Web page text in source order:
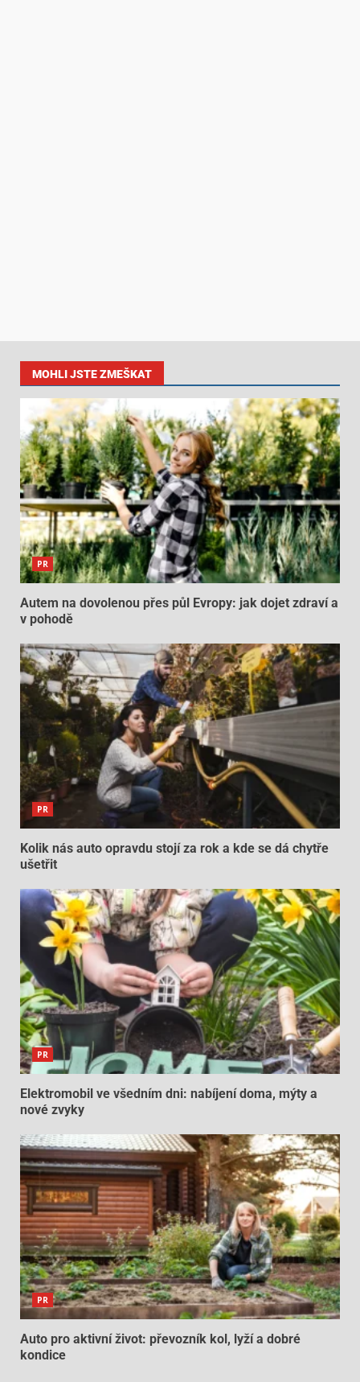
MOHLI JSTE ZMEŠKAT
PR
Autem na dovolenou přes půl Evropy: jak dojet zdraví a
v pohodě
PR
Kolik nás auto opravdu stojí za rok a kde se dá chytře
ušetřit
PR
Elektromobil ve všedním dni: nabíjení doma, mýty a
nové zvyky
PR
Auto pro aktivní život: převozník kol, lyží a dobré
kondice